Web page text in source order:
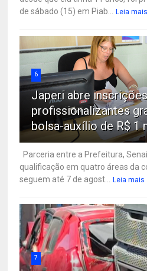
de sábado (15) em Piab... Leia mais
6
Japeri abre
profissionalizantes
bolsa-auxílio de R$ 1
Parceria entre a Prefeitura,
qualificação em quatro áreas da
seguem até 7 de agost... Leia mais
7